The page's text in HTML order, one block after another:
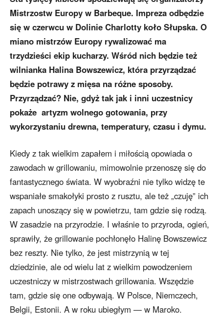
Mistrzostw Europy w Barbeque. Impreza odbędzie
się w czerwcu w Dolinie Charlotty koło Słupska. O
miano mistrzów Europy rywalizować ma
trzydzieści ekip kucharzy. Wśród nich będzie też
wilnianka Halina Bowszewicz, która przyrządzać
będzie potrawy z mięsa na różne sposoby.
Przyrządzać? Nie, gdyż tak jak i inni uczestnicy
pokaże artyzm wolnego gotowania, przy
wykorzystaniu drewna, temperatury, czasu i dymu.
Kiedy z tak wielkim zapałem i miłością opowiada o
zawodach w grillowaniu, mimowolnie przenoszę się do
fantastycznego świata. W wyobraźni nie tylko widzę te
wspaniałe smakołyki prosto z rusztu, ale też „czuję” ich
zapach unoszący się w powietrzu, tam gdzie się rodzą.
W zasadzie na przyrodzie. I właśnie to przyroda, ogień,
sprawiły, że grillowanie pochłonęło Halinę Bowszewicz
bez reszty. Nie tylko, że jest mistrzynią w tej
dziedzinie, ale od wielu lat z wielkim powodzeniem
uczestniczy w mistrzostwach grillowania. Wszędzie
tam, gdzie się one odbywają. W Polsce, Niemczech,
Belgii, Estonii. A w roku ubiegłym — w Maroko.